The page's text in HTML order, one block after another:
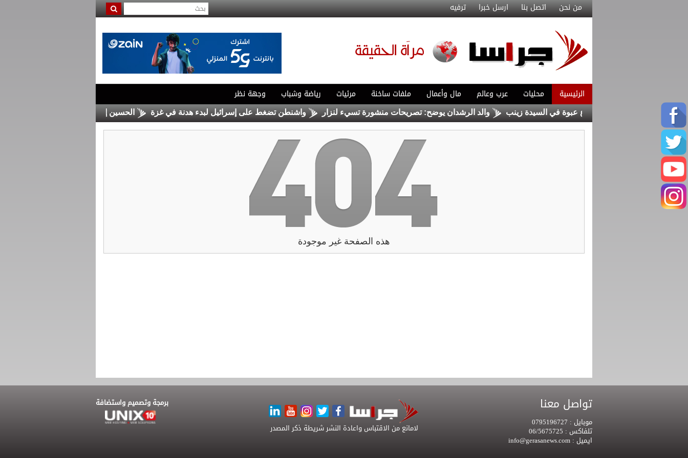
من نحن اتصل بنا ارسل خبرا ترفيه
الرئيسية محليات عرب وعالم مال وأعمال ملفات ساخنة مرئيات رياضة وشباب وجهة نظر
عنصرين من داعش حاولا زرع عبوة في السيدة زينب والد الرشدان يوضح: تصريحات منشورة تسيء لنزار واشنطن تضغط على إسرائيل لبدء هدنة في غزة الحسين إربد يضم السلمان من الرمثا
هذه الصفحة غير موجودة
تواصل معنا
موبايل :
تلفاكس :
ايميل :
لامانع من الاقتباس واعادة النشر شريطة ذكر المصدر
برمجة وتصميم واستضافة